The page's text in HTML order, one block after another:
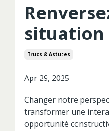
situation
Trucs & Astuces
Apr 29, 2025
Changer notre
transformer une
opportunité